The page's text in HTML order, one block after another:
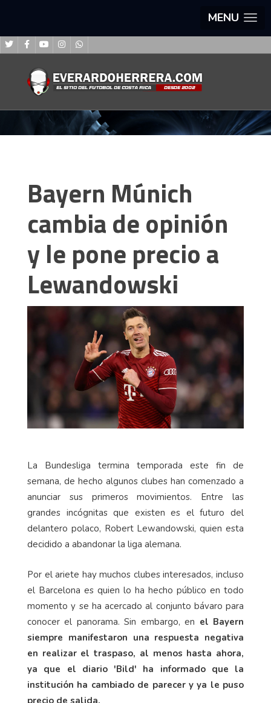
MENU
Bayern Múnich
cambia de opinión
y le pone precio a
Lewandowski
La Bundesliga termina temporada este fin de
semana, de hecho algunos clubes han comenzado a
anunciar sus primeros movimientos. Entre las
grandes incógnitas que existen es el futuro del
delantero polaco, Robert Lewandowski, quien esta
decidido a abandonar la liga alemana.
Por el ariete hay muchos clubes interesados, incluso
el Barcelona es quien lo ha hecho público en todo
momento y se ha acercado al conjunto bávaro para
conocer el panorama. Sin embargo, en el Bayern
siempre manifestaron una respuesta negativa
en realizar el traspaso, al menos hasta ahora,
ya que el diario 'Bild' ha informado que la
institución ha cambiado de parecer y ya le puso
precio de salida.